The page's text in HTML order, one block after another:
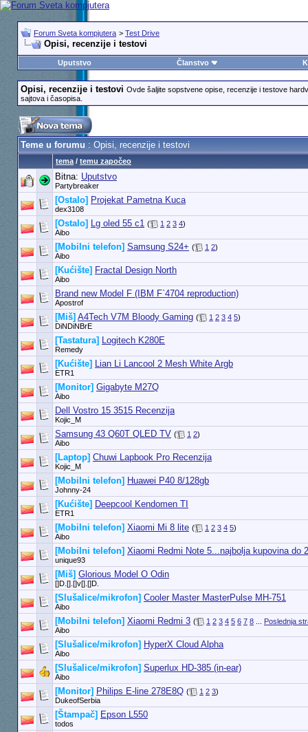
Forum Sveta kompjutera > Test Drive
Opisi, recenzije i testovi
Uputstvo Članstvo
Opisi, recenzije i testovi Ovde šaljite sopstvene opise, recenzije i testove
sajtova i časopisa.
Teme u forumu: Opisi, recenzije i testovi
tema/ temu započeo
Bitna: Uputstvo
Partybreaker
[Ostalo] Projekat Pametna Kuca
dex3108
[Ostalo] Lg oled 55 c1 ( 1 2 3 4)
Aibo
[Mobilni telefon] Samsung S24+ ( 1 2)
Aibo
[Kućište] Fractal Design North
Aibo
Brand new Model F (IBM F`4704 reproduction)
Apostrof
[Miš] A4Tech V7M Bloody Gaming ( 1 2 3 4 5)
DiNDiNBrE
[Tastatura] Logitech K280E
Remedy
[Kućište] Lian Li Lancool 2 Mesh White Argb
ETR1
[Monitor] Gigabyte M27Q
Aibo
Dell Vostro 15 3515 Recenzija
Kojic_M
Samsung 43 Q60T QLED TV ( 1 2)
Aibo
[Laptop] Chuwi Lapbook Pro Recenzija
Kojic_M
[Mobilni telefon] Huawei P40 8/128gb
Johnny-24
[Kućište] Deepcool Kendomen TI
ETR1
[Mobilni telefon] Xiaomi Mi 8 lite ( 1 2 3 4 5)
Aibo
[Mobilni telefon] Xiaomi Redmi Note 5...najbolja kupovina do
unique93
[Miš] Glorious Model O Odin
[]D.[].[]v[].[]D.
[Slušalice/mikrofon] Cooler Master MasterPulse MH-751
Aibo
[Mobilni telefon] Xiaomi Redmi 3 ( 1 2 3 4 5 6 7 8... Poslednja
Aibo
[Slušalice/mikrofon] HyperX Cloud Alpha
Aibo
[Slušalice/mikrofon] Superlux HD-385 (in-ear)
Aibo
[Monitor] Philips E-line 278E8Q ( 1 2 3)
DukeofSerbia
[Štampač] Epson L550
todos